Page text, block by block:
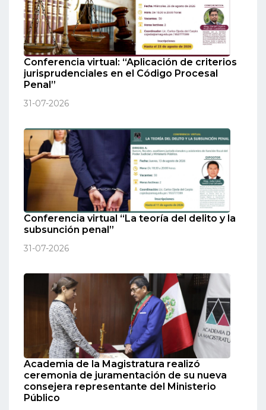
Conferencia virtual: “Aplicación de criterios
jurisprudenciales en el Código Procesal
Penal”
31-07-2026
Conferencia virtual “La teoría del delito y la
subsunción penal”
31-07-2026
Academia de la Magistratura realizó
ceremonia de juramentación de su nueva
consejera representante del Ministerio
Público